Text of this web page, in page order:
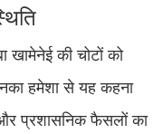
खामेनेई की चोटों को
हमेशा से यह कहना
प्रशासनिक फैसलों का